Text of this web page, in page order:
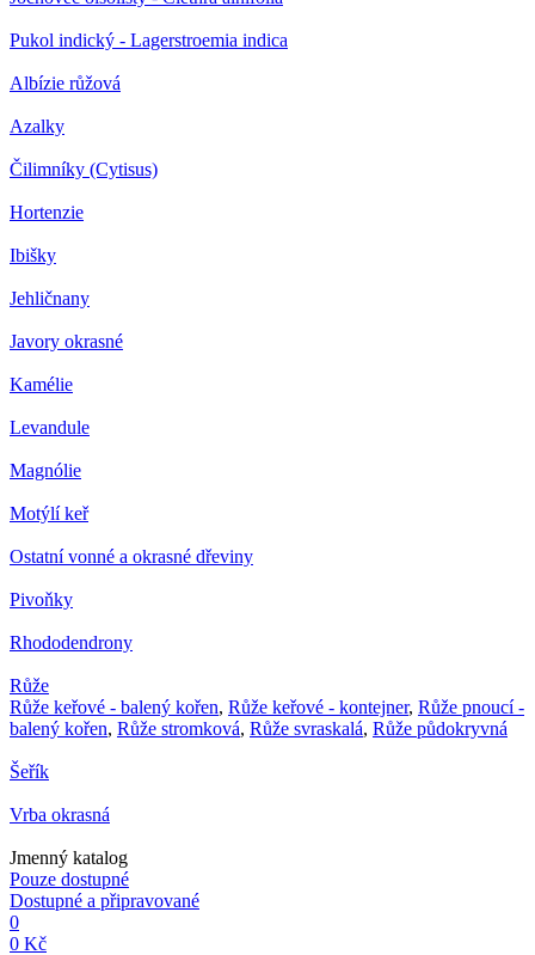
Pukol indický - Lagerstroemia indica
Albízie růžová
Azalky
Čilimníky (Cytisus)
Hortenzie
Ibišky
Jehličnany
Javory okrasné
Kamélie
Levandule
Magnólie
Motýlí keř
Ostatní vonné a okrasné dřeviny
Pivoňky
Rhododendrony
Růže
Růže keřové - balený kořen, Růže keřové - kontejner, Růže pnoucí -
balený kořen, Růže stromková, Růže svraskalá, Růže půdokryvná
Šeřík
Vrba okrasná
Jmenný katalog
Pouze dostupné
Dostupné a připravované
0
0 Kč